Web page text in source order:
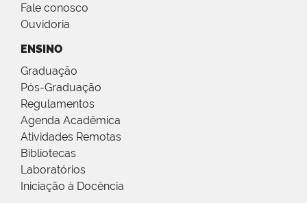
Fale conosco
Ouvidoria
ENSINO
Graduação
Pós-Graduação
Regulamentos
Agenda Acadêmica
Atividades Remotas
Bibliotecas
Laboratórios
Iniciação à Docência